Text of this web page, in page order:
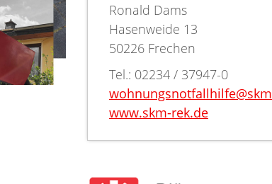
Ronald Dams
Hasenweide 13
50226 Frechen
Tel.: 02234 / 37947-0
www.skm-rek.de